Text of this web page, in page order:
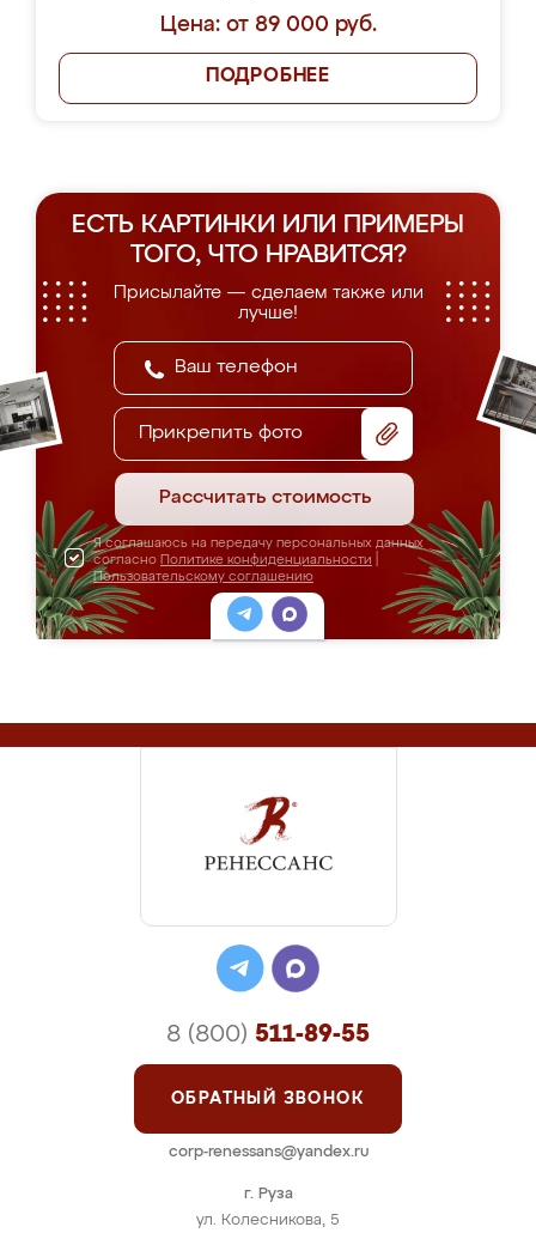
Цена: от 89 000 руб.
ПОДРОБНЕЕ
ЕСТЬ КАРТИНКИ ИЛИ ПРИМЕРЫ
ТОГО, ЧТО НРАВИТСЯ?
Присылайте — сделаем также или
лучше!
Прикрепить фото
Рассчитать стоимость
Я соглашаюсь на передачу персональных данных
согласно Политике конфиденциальности
Пользовательскому соглашению
г. Руза
ул. Колесникова, 5
8 (800) 511-89-55
ОБРАТНЫЙ ЗВОНОК
corp-renessans@yandex.ru